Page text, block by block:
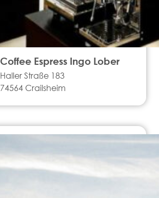
Coffee Espress Ingo Lober
Haller Straße 183
74564 Crailsheim